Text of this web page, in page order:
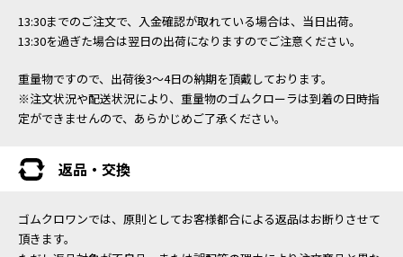
13:30までのご注文で、入金確認が取れている場合は、当日出荷。
13:30を過ぎた場合は翌日の出荷になりますのでご注意ください。
重量物ですので、出荷後3～4日の納期を頂戴しております。
※注文状況や配送状況により、重量物のゴムクローラは到着の日時指
定ができませんので、あらかじめご了承ください。
返品・交換
ゴムクロワンでは、原則としてお客様都合による返品はお断りさせて
頂きます。